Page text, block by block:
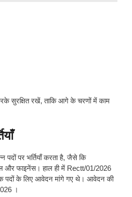
सुरक्षित रखें, ताकि आगे के चरणों में काम
पदों पर भर्तियाँ करता है, जैसे कि
और फाइनेंस। हाल ही में Rectt/01/2026
पदों के लिए आवेदन मांगे गए थे। आवेदन की
।